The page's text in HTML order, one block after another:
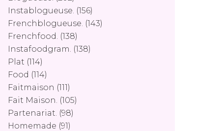
Instablogueuse. (156)
Frenchblogueuse. (143)
Frenchfood. (138)
Instafoodgram. (138)
Plat (114)
Food (114)
Faitmaison (111)
Fait Maison. (105)
Partenariat. (98)
Homemade (91)